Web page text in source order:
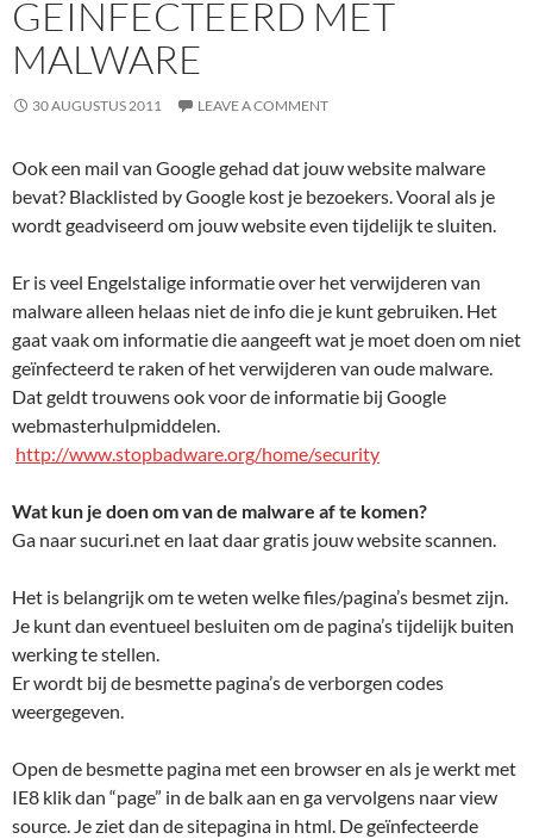
GEÏNFECTEERD MET
MALWARE
30 AUGUSTUS 2011 LEAVE A COMMENT
Ook een mail van Google gehad dat jouw website malware
bevat? Blacklisted by Google kost je bezoekers. Vooral als je
wordt geadviseerd om jouw website even tijdelijk te sluiten.
Er is veel Engelstalige informatie over het verwijderen van
malware alleen helaas niet de info die je kunt gebruiken. Het
gaat vaak om informatie die aangeeft wat je moet doen om niet
geïnfecteerd te raken of het verwijderen van oude malware.
Dat geldt trouwens ook voor de informatie bij Google
webmasterhulpmiddelen.
http://www.stopbadware.org/home/security
Wat kun je doen om van de malware af te komen?
Ga naar sucuri.net en laat daar gratis jouw website scannen.
Het is belangrijk om te weten welke files/pagina’s besmet zijn.
Je kunt dan eventueel besluiten om de pagina’s tijdelijk buiten
werking te stellen.
Er wordt bij de besmette pagina’s de verborgen codes
weergegeven.
Open de besmette pagina met een browser en als je werkt met
IE8 klik dan “page” in de balk aan en ga vervolgens naar view
source. Je ziet dan de sitepagina in html. De geïnfecteerde